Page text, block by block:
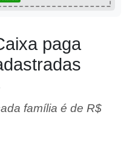
paga
família é de R$